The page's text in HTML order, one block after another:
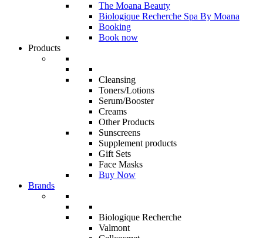
The Moana Beauty
Biologique Recherche Spa By Moana
Booking
Book now
Products
Cleansing
Toners/Lotions
Serum/Booster
Creams
Other Products
Sunscreens
Supplement products
Gift Sets
Face Masks
Buy Now
Brands
Biologique Recherche
Valmont